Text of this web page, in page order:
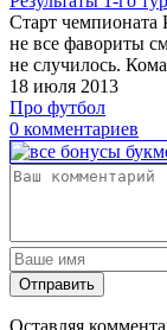
Старт чемпионата
не все фавориты
не случилось.
18 июля 2013
Про футбол
0 комментариев
Отправить